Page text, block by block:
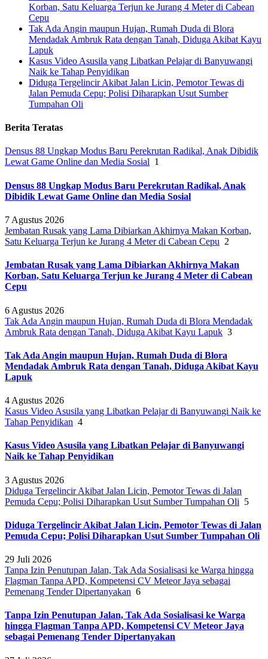
Korban, Satu Keluarga Terjun ke Jurang 4 Meter di Cabean
Cepu
Tak Ada Angin maupun Hujan, Rumah Duda di Blora
Mendadak Ambruk Rata dengan Tanah, Diduga Akibat Kayu
Lapuk
Kasus Video Asusila yang Libatkan Pelajar di Banyuwangi
Naik ke Tahap Penyidikan
Diduga Tergelincir Akibat Jalan Licin, Pemotor Tewas di
Jalan Pemuda Cepu; Polisi Diharapkan Usut Sumber
Tumpahan Oli
Berita Teratas
Densus 88 Ungkap Modus Baru Perekrutan Radikal, Anak Dibidik
Lewat Game Online dan Media Sosial 1
Densus 88 Ungkap Modus Baru Perekrutan Radikal, Anak
Dibidik Lewat Game Online dan Media Sosial
7 Agustus 2026
Jembatan Rusak yang Lama Dibiarkan Akhirnya Makan Korban,
Satu Keluarga Terjun ke Jurang 4 Meter di Cabean Cepu 2
Jembatan Rusak yang Lama Dibiarkan Akhirnya Makan
Korban, Satu Keluarga Terjun ke Jurang 4 Meter di Cabean
Cepu
6 Agustus 2026
Tak Ada Angin maupun Hujan, Rumah Duda di Blora Mendadak
Ambruk Rata dengan Tanah, Diduga Akibat Kayu Lapuk 3
Tak Ada Angin maupun Hujan, Rumah Duda di Blora
Mendadak Ambruk Rata dengan Tanah, Diduga Akibat Kayu
Lapuk
4 Agustus 2026
Kasus Video Asusila yang Libatkan Pelajar di Banyuwangi Naik ke
Tahap Penyidikan 4
Kasus Video Asusila yang Libatkan Pelajar di Banyuwangi
Naik ke Tahap Penyidikan
3 Agustus 2026
Diduga Tergelincir Akibat Jalan Licin, Pemotor Tewas di Jalan
Pemuda Cepu; Polisi Diharapkan Usut Sumber Tumpahan Oli 5
Diduga Tergelincir Akibat Jalan Licin, Pemotor Tewas di Jalan
Pemuda Cepu; Polisi Diharapkan Usut Sumber Tumpahan Oli
29 Juli 2026
Tanpa Izin Penutupan Jalan, Tak Ada Sosialisasi ke Warga hingga
Flagman Tanpa APD, Kompetensi CV Meteor Jaya sebagai
Pemenang Tender Dipertanyakan 6
Tanpa Izin Penutupan Jalan, Tak Ada Sosialisasi ke Warga
hingga Flagman Tanpa APD, Kompetensi CV Meteor Jaya
sebagai Pemenang Tender Dipertanyakan